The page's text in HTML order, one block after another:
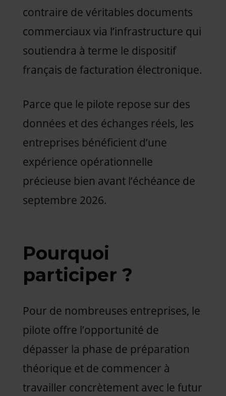
contraire de véritables documents
commerciaux via l’infrastructure qui
soutiendra à terme le dispositif
français de facturation électronique.
Parce que le pilote repose sur des
données et des échanges réels, les
entreprises bénéficient d’une
expérience opérationnelle
précieuse bien avant l’échéance de
septembre 2026.
Pourquoi
participer ?
Pour de nombreuses entreprises, le
pilote offre l’opportunité de
dépasser la phase de préparation
théorique et de commencer à
travailler concrètement avec le futur